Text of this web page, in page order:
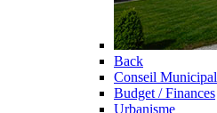
Back
Conseil Municipal
Budget / Finances
Urbanisme